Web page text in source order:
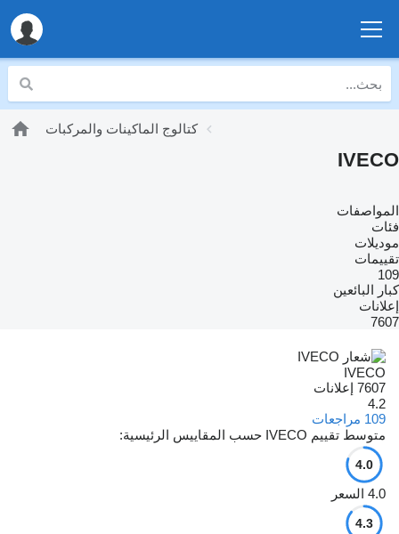
كتالوج الماكينات والمركبات
IVECO
المواصفات
فئات
موديلات
تقييمات
109
كبار البائعين
إعلانات
7607
IVECO
7607 إعلانات
4.2
109 مراجعات
متوسط تقييم IVECO حسب المقاييس الرئيسية:
4.0
4.0 السعر
4.3